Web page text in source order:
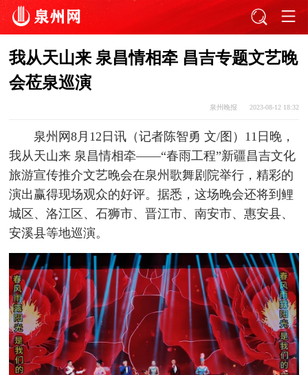
我从天山来 泉昌情相牵 昌吉专题文艺晚
会莅泉巡演
泉州晚报 2023-08-12 18:32
泉州网8月12日讯（记者陈智勇 文/图）11日晚，
我从天山来 泉昌情相牵——“春雨工程”新疆昌吉文化
旅游宣传推介文艺晚会在泉州歌舞剧院举行，精彩的
演出赢得现场观众的好评。据悉，这场晚会还将到鲤
城区、洛江区、石狮市、晋江市、南安市、惠安县、
安溪县等地巡演。